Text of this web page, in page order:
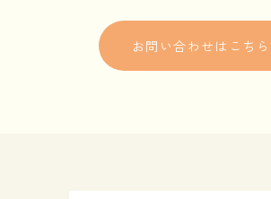
お問い合わせはこちら